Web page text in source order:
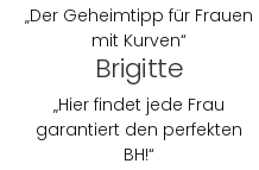
„Der Geheimtipp für Frauen
mit Kurven“
Brigitte
„Hier findet jede Frau
garantiert den perfekten
BH!“